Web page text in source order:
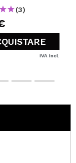
Unicorno
(3)
IVA Incl.